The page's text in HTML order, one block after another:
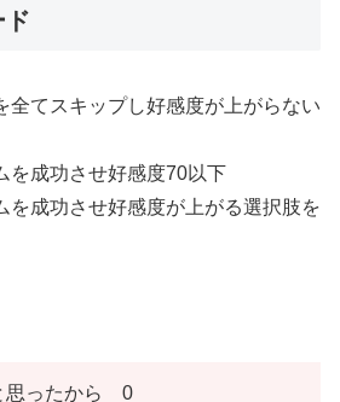
ド
てスキップし好感度が上がらない
成功させ好感度70以下
成功させ好感度が上がる選択肢を
思ったから 0